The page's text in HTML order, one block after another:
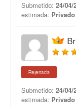
Submetido: 24/04/
estimada: Privado
Rejeitada
Submetido: 24/04/
estimada: Privado